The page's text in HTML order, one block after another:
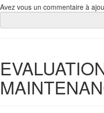
Avez vous un commentaire à